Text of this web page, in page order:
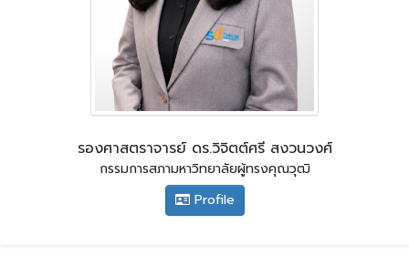
รองศาสตราจารย์ ดร.วิจิตต์ศรี สงวนวงศ์
กรรมการสภามหาวิทยาลัยผู้ทรงคุณวุฒิ
Profile